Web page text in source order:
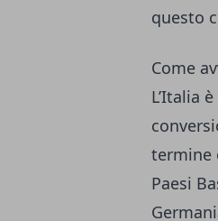
questo
Come
L’Italia
termine
Paesi